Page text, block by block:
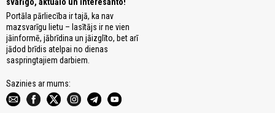
Portāla pārliecība ir tajā, ka nav
mazsvarīgu lietu – lasītājs ir ne vien
jāinformē, jābrīdina un jāizglīto, bet arī
jādod brīdis atelpai no dienas
saspringtajiem darbiem.
Sazinies ar mums: